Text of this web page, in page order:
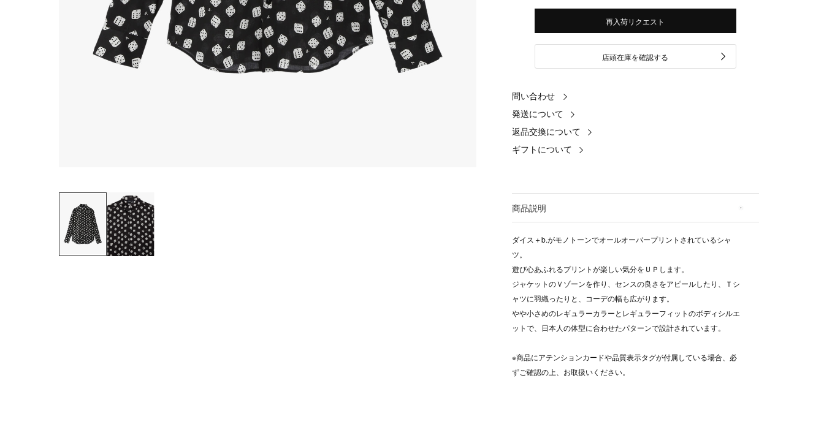
再入荷リクエスト
店頭在庫を確認する
問い合わせ
発送について
返品交換について
ギフトについて
商品説明
ダイス＋b.がモノトーンでオールオーバープリントされているシャ
ツ。
遊び心あふれるプリントが楽しい気分をＵＰします。
ジャケットのＶゾーンを作り、センスの良さをアピールしたり、Ｔシ
ャツに羽織ったりと、コーデの幅も広がります。
やや小さめのレギュラーカラーとレギュラーフィットのボディシルエ
ットで、日本人の体型に合わせたパターンで設計されています。
※商品にアテンションカードや品質表示タグが付属している場合、必
ずご確認の上、お取扱いください。